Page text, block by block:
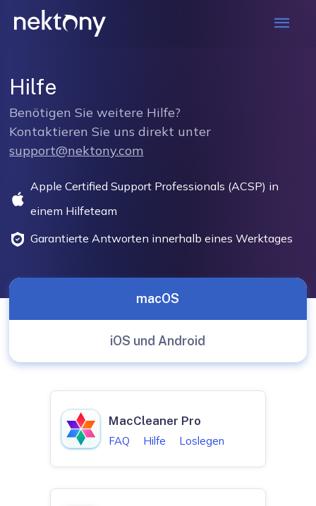
Main
Hilfe
Benötigen Sie weitere Hilfe?
Kontaktieren Sie uns direkt unter
support@nektony.com
Apple Certified Support Professionals (ACSP) in
einem Hilfeteam
Garantierte Antworten innerhalb eines Werktages
macOS
iOS und Android
MacCleaner Pro
FAQ Hilfe Loslegen